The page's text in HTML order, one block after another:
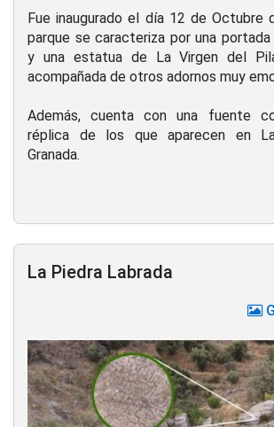
Fue inaugurado el día 12 de Octubre
parque se caracteriza por una
y una estatua de La Virgen del
acompañada de otros adornos muy
Además, cuenta con una fuente
réplica de los que aparecen en
Granada.
La Piedra Labrada